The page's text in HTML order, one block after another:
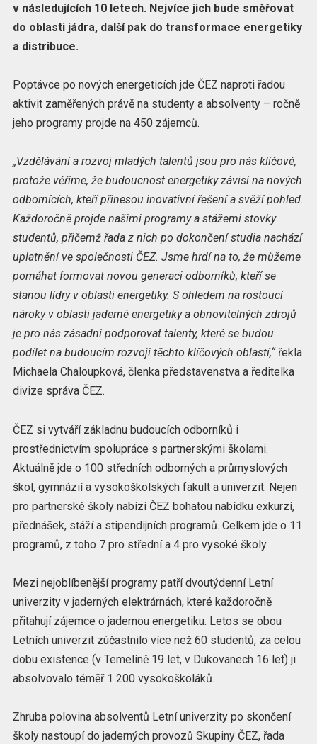
v následujících 10 letech. Nejvíce jich bude směřovat
do oblasti jádra, další pak do transformace energetiky
a distribuce.
Poptávce po nových energeticích jde ČEZ naproti řadou
aktivit zaměřených právě na studenty a absolventy – ročně
jeho programy projde na 450 zájemců.
„Vzdělávání a rozvoj mladých talentů jsou pro nás klíčové,
protože věříme, že budoucnost energetiky závisí na nových
odbornících, kteří přinesou inovativní řešení a svěží pohled.
Každoročně projde našimi programy a stážemi stovky
studentů, přičemž řada z nich po dokončení studia nachází
uplatnění ve společnosti ČEZ. Jsme hrdí na to, že můžeme
pomáhat formovat novou generaci odborníků, kteří se
stanou lídry v oblasti energetiky. S ohledem na rostoucí
nároky v oblasti jaderné energetiky a obnovitelných zdrojů
je pro nás zásadní podporovat talenty, které se budou
podílet na budoucím rozvoji těchto klíčových oblastí,“ řekla
Michaela Chaloupková, členka představenstva a ředitelka
divize správa ČEZ.
ČEZ si vytváří základnu budoucích odborníků i
prostřednictvím spolupráce s partnerskými školami.
Aktuálně jde o 100 středních odborných a průmyslových
škol, gymnázií a vysokoškolských fakult a univerzit. Nejen
pro partnerské školy nabízí ČEZ bohatou nabídku exkurzí,
přednášek, stáží a stipendijních programů. Celkem jde o 11
programů, z toho 7 pro střední a 4 pro vysoké školy.
Mezi nejoblíbenější programy patří dvoutýdenní Letní
univerzity v jaderných elektrárnách, které každoročně
přitahují zájemce o jadernou energetiku. Letos se obou
Letních univerzit zúčastnilo více než 60 studentů, za celou
dobu existence (v Temelíně 19 let, v Dukovanech 16 let) ji
absolvovalo téměř 1 200 vysokoškoláků.
Zhruba polovina absolventů Letní univerzity po skončení
školy nastoupí do jaderných provozů Skupiny ČEZ, řada